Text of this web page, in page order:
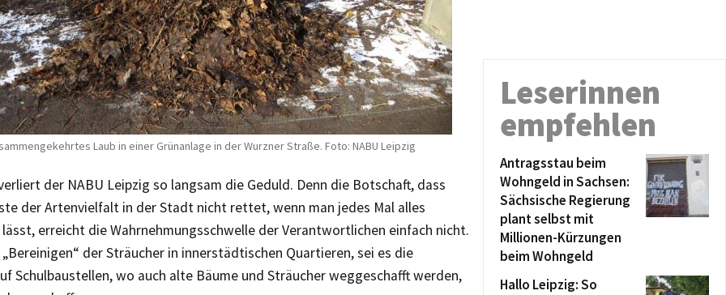
Laub in einer Grünanlage in der Wurzner Straße. Foto: NABU Leipzig
der NABU Leipzig so langsam die Geduld. Denn die Botschaft, dass
der Artenvielfalt in der Stadt nicht rettet, wenn man jedes Mal alles
erreicht die Wahrnehmungsschwelle der Verantwortlichen einfach nicht.
„Bereinigen“ der Sträucher in innerstädtischen Quartieren, sei es die
Schulbaustellen, wo auch alte Bäume und Sträucher weggeschafft werden,
Leserinnen
empfehlen
Antragsstau beim
Wohngeld in Sachsen:
Sächsische Regierung
plant selbst mit
Millionen-Kürzungen
beim Wohngeld
Hallo Leipzig: So